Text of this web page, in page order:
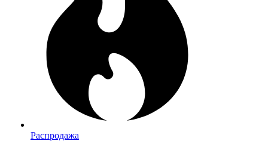
Распродажа